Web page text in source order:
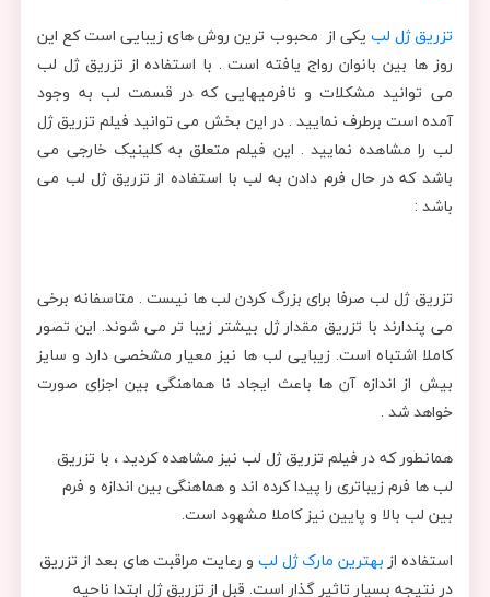
تزریق ژل لب یکی از محبوب ترین روش های زیبایی است کع این
روز ها بین بانوان رواج یافته است . با استفاده از تزریق ژل لب
می توانید مشکلات و نافرمیهایی که در قسمت لب به وجود
آمده است برطرف نمایید . در این بخش می توانید فیلم تزریق ژل
لب را مشاهده نمایید . این فیلم متعلق به کلینیک خارجی می
باشد که در حال فرم دادن به لب با استفاده از تزریق ژل لب می
باشد :
تزریق ژل لب صرفا برای بزرگ کردن لب ها نیست . متاسفانه برخی
می پندارند با تزریق مقدار ژل بیشتر زیبا تر می شوند. این تصور
کاملا اشتباه است. زیبایی لب ها نیز معیار مشخصی دارد و سایز
بیش از اندازه آن ها باعث ایجاد نا هماهنگی بین اجزای صورت
خواهد شد .
همانطور که در فیلم تزریق ژل لب نیز مشاهده کردید ، با تزریق
لب ها فرم زیباتری را پیدا کرده اند و هماهنگی بین اندازه و فرم
بین لب بالا و پایین نیز کاملا مشهود است.
استفاده ازبهترین مارک ژل لب و رعایت مراقبت های بعد از تزریق
در نتیجه بسیار تاثیر گذار است. قبل از تزریق ژل ابتدا ناحیه